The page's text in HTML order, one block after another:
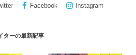
Facebook Instagram
ターの最新記事